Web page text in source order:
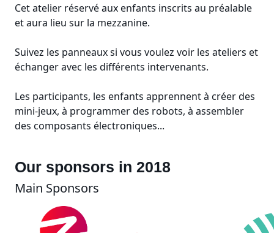
Cet atelier réservé aux enfants inscrits au préalable
et aura lieu sur la mezzanine.
Suivez les panneaux si vous voulez voir les ateliers et
échanger avec les différents intervenants.
Les participants, les enfants apprennent à créer des
mini-jeux, à programmer des robots, à assembler
des composants électroniques...
Our sponsors in 2018
Main Sponsors